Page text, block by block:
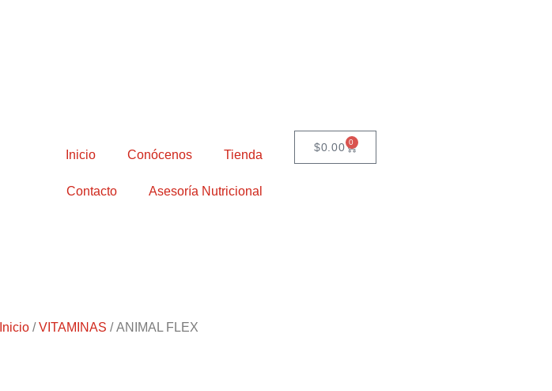
Inicio Conócenos Tienda
Contacto Asesoría Nutricional
$0.00 0
Inicio /VITAMINAS / ANIMAL FLEX